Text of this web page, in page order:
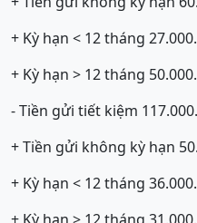
+ Kỳ hạn < 12 tháng
+ Kỳ hạn > 12 tháng
- Tiền gửi tiết kiệm
+ Tiền gửi không kỳ hạn
+ Kỳ hạn < 12 tháng